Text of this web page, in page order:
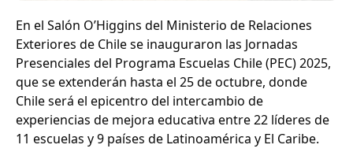
En el Salón O’Higgins del Ministerio de Relaciones
Exteriores de Chile se inauguraron las Jornadas
Presenciales del Programa Escuelas Chile (PEC) 2025,
que se extenderán hasta el 25 de octubre, donde
Chile será el epicentro del intercambio de
experiencias de mejora educativa entre 22 líderes de
11 escuelas y 9 países de Latinoamérica y El Caribe.